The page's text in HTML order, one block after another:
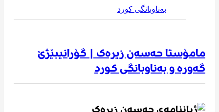
بەناوبانگی کورد
مامۆستا حەسەن زیرەک | گۆرانیبێژێ
گەورە و بەناوبانگی کورد